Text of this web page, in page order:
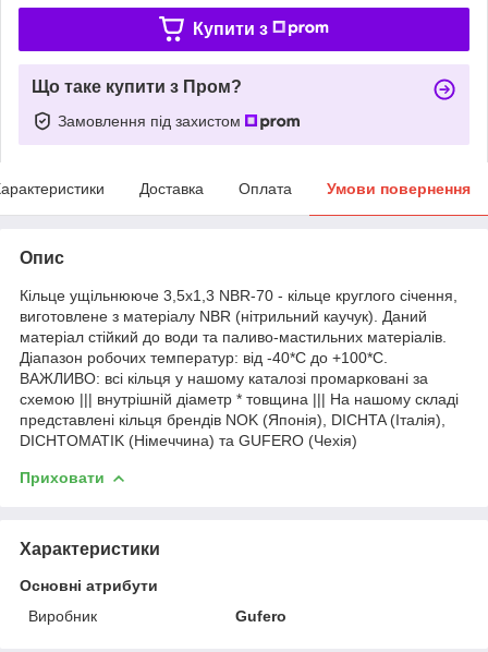
Купити з
Що таке купити з Пром?
Замовлення під захистом
Доставка Оплата Умови повернення
Опис
Кільце ущільнююче 3,5х1,3 NBR-70 - кільце круглого січення,
виготовлене з матеріалу NBR (нітрильний каучук). Даний
матеріал стійкий до води та паливо-мастильних матеріалів.
Діапазон робочих температур: від -40*С до +100*С.
ВАЖЛИВО: всі кільця у нашому каталозі промарковані за
схемою ||| внутрішній діаметр * товщина ||| На нашому складі
представлені кільця брендів NOK (Японія), DICHTA (Італія),
DICHTOMATIK (Німеччина) та GUFERO (Чехія)
Приховати
Характеристики
Основні атрибути
Виробник
Gufero